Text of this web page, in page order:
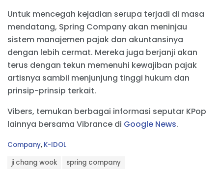
Untuk mencegah kejadian serupa terjadi di masa
mendatang, Spring Company akan meninjau
sistem manajemen pajak dan akuntansinya
dengan lebih cermat. Mereka juga berjanji akan
terus dengan tekun memenuhi kewajiban pajak
artisnya sambil menjunjung tinggi hukum dan
prinsip-prinsip terkait.
Vibers, temukan berbagai informasi seputar KPop
lainnya bersama Vibrance di Google News.
C
Company, K-IDOL
a
ji chang wook spring company